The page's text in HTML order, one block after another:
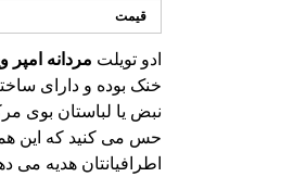
قیمت
ادو تویلت مردانه امپر